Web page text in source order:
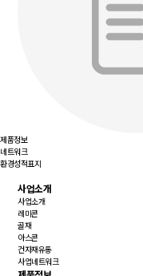
제품정보
네트워크
환경성적표지
사업소개
사업소개
레미콘
골재
아스콘
건자재유통
사업네트워크